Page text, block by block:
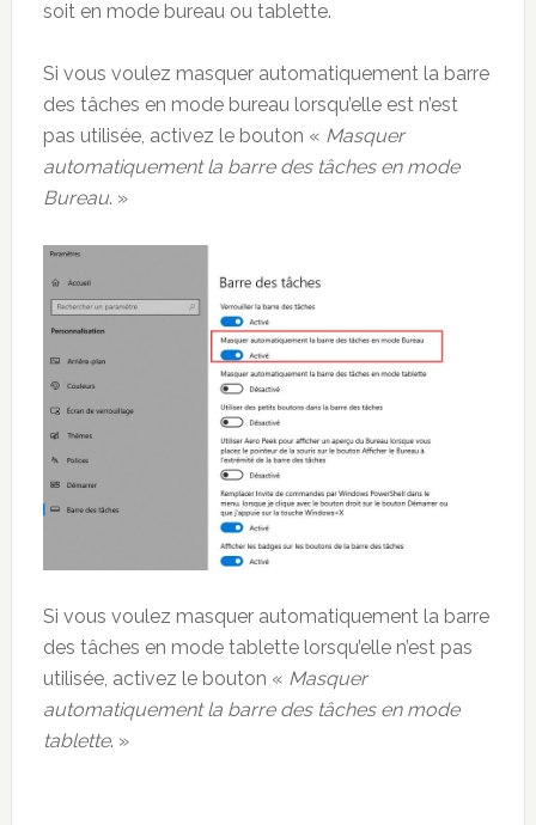
soit en mode bureau ou tablette.
Si vous voulez masquer automatiquement la barre
des tâches en mode bureau lorsqu’elle est n’est
pas utilisée, activez le bouton « Masquer
automatiquement la barre des tâches en mode
Bureau. »
Si vous voulez masquer automatiquement la barre
des tâches en mode tablette lorsqu’elle n’est pas
utilisée, activez le bouton « Masquer
automatiquement la barre des tâches en mode
tablette. »